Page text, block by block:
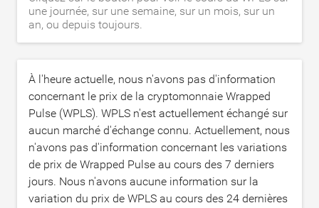
une journée, sur une semaine, sur un mois, sur un
an, ou depuis toujours.
À l'heure actuelle, nous n'avons pas d'information
concernant le prix de la cryptomonnaie Wrapped
Pulse (WPLS). WPLS n'est actuellement échangé sur
aucun marché d'échange connu. Actuellement, nous
n'avons pas d'information concernant les variations
de prix de Wrapped Pulse au cours des 7 derniers
jours. Nous n'avons aucune information sur la
variation du prix de WPLS au cours des 24 dernières